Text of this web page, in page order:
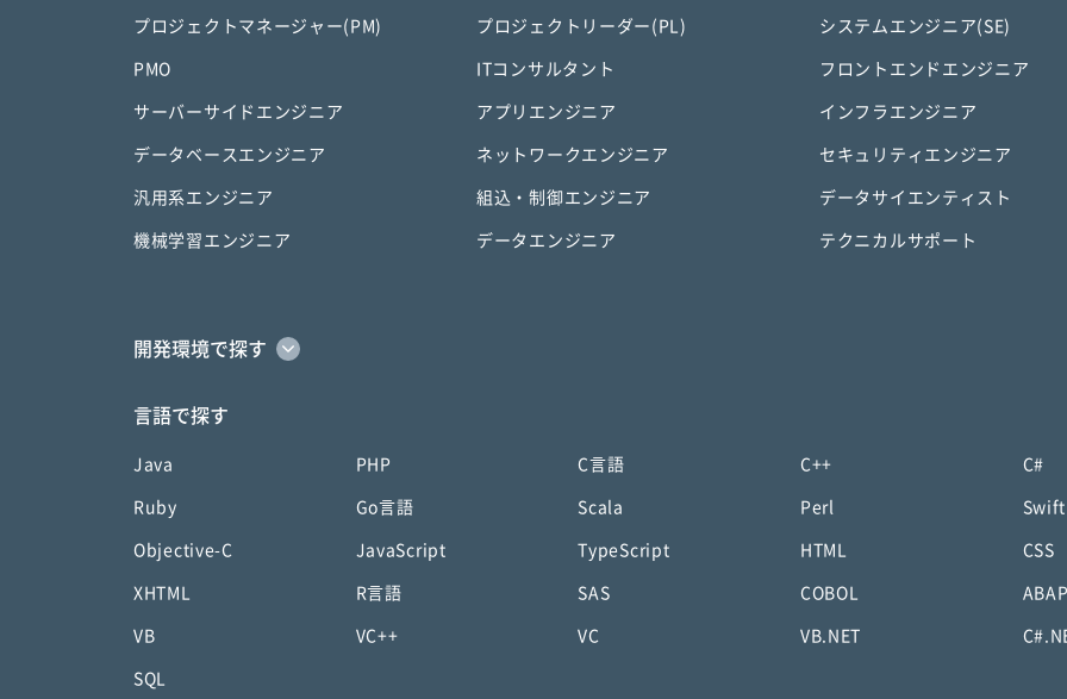
プロジェクトマネージャー(PM) プロジェクトリーダー(PL) システムエンジニア(SE)
PMO ITコンサルタント フロントエンドエンジニア
サーバーサイドエンジニア アプリエンジニア インフラエンジニア
データベースエンジニア ネットワークエンジニア セキュリティエンジニア
汎用系エンジニア 組込・制御エンジニア データサイエンティスト
機械学習エンジニア データエンジニア テクニカルサポート
開発環境で探す
言語で探す
Java PHP C言語 C++ C#
Ruby Go言語 Scala Perl Swift
Objective-C JavaScript TypeScript HTML CSS
XHTML R言語 SAS COBOL ABAP
VB VC++ VC VB.NET
SQL